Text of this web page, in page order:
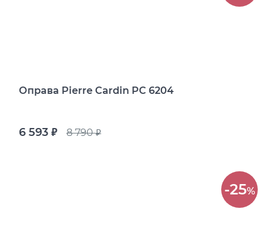
Оправа Pierre Cardin PC 6204
6 593 руб. 8 790руб.
-25%